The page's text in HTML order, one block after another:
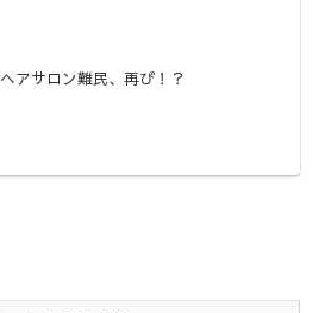
ヘアサロン難民、再び！？